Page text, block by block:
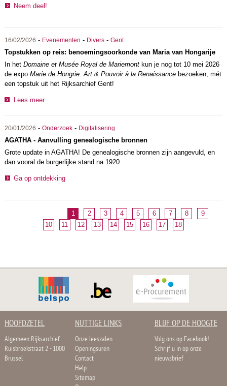
Neem deel!
16/02/2026 - Evenementen - Divers- Gent
Topstukken op reis: benoemingsoorkonde van Maria van Hongarije
In het Domaine et Musée Royal de Mariemontkun je nog tot 10 mei 2026
de expo Marie de Hongrie. Art & Pouvoir à la Renaissancebezoeken, mét
een topstuk uit het Rijksarchief Gent!
Lees meer
20/01/2026 - Onderzoek- Digitalisering
AGATHA - Aanvulling genealogische bronnen
Grote update in AGATHA! De genealogische bronnen zijn aangevuld, en
dan vooral de burgerlijke stand na 1920.
Ga op ontdekking
1 2 3 4 5 6 7 8
9
10
11 12 13 14 15 16 17 18
HOOFDZETEL
Algemeen Rijksarchief
Ruisbroekstraat 2 - 1000
Brussel
NUTTIGE LINKS
Onze leeszalen
Openingsuren
Contact
Help
Sitemap
BLIJF OP DE HOOGTE
Volg ons op Facebook!
Schrijf u in op onze
nieuwsbrief